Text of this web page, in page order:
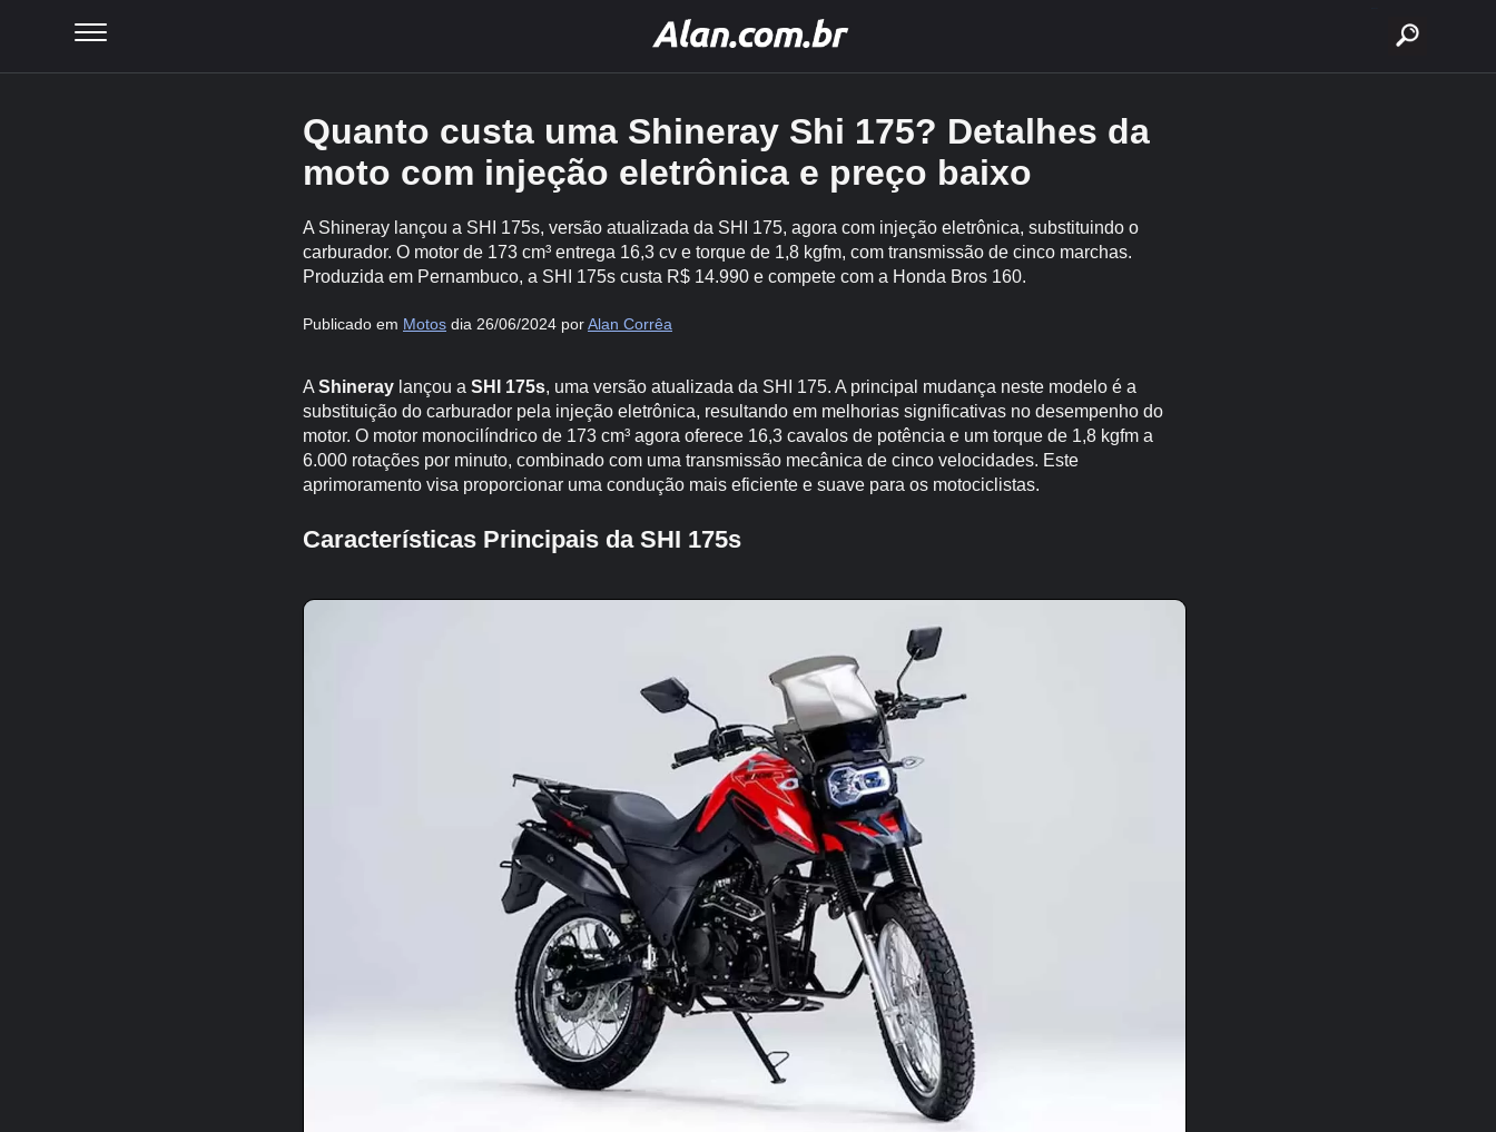
Quanto custa uma Shineray Shi 175? Detalhes da
moto com injeção eletrônica e preço baixo
A Shineray lançou a SHI 175s, versão atualizada da SHI 175, agora com injeção eletrônica, substituindo o
carburador. O motor de 173 cm³ entrega 16,3 cv e torque de 1,8 kgfm, com transmissão de cinco marchas.
Produzida em Pernambuco, a SHI 175s custa R$ 14.990 e compete com a Honda Bros 160.
Publicado em Motos dia 26/06/2024 porAlan Corrêa
A Shineray lançou a SHI 175s, uma versão atualizada da SHI 175. A principal mudança neste modelo é a
substituição do carburador pela injeção eletrônica, resultando em melhorias significativas no desempenho do
motor. O motor monocilíndrico de 173 cm³ agora oferece 16,3 cavalos de potência e um torque de 1,8 kgfm a
6.000 rotações por minuto, combinado com uma transmissão mecânica de cinco velocidades. Este
aprimoramento visa proporcionar uma condução mais eficiente e suave para os motociclistas.
Características Principais da SHI 175s